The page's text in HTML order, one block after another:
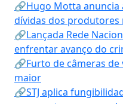
🔗Hugo Motta
dívidas dos produtores
🔗Lançada Rede
enfrentar avanço do
🔗Furto de câmeras
maior
🔗STJ aplica